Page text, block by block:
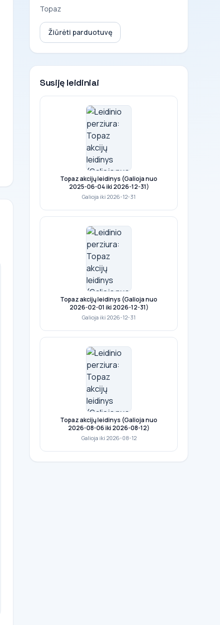
Topaz
Žiūrėti parduotuvę
Susiję leidiniai
Topaz akcijų leidinys (Galioja nuo
2025-06-04 iki 2026-12-31)
Galioja iki 2026-12-31
Topaz akcijų leidinys (Galioja nuo
2026-02-01 iki 2026-12-31)
Galioja iki 2026-12-31
Topaz akcijų leidinys (Galioja nuo
2026-08-06 iki 2026-08-12)
Galioja iki 2026-08-12